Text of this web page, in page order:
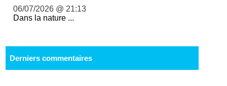
06/07/2026 @ 21:13
Dans la nature ...
Derniers commentaires